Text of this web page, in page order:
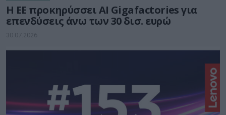
Η ΕΕ προκηρύσσει AI Gigafactories για
επενδύσεις άνω των 30 δισ. ευρώ
30.07.2026